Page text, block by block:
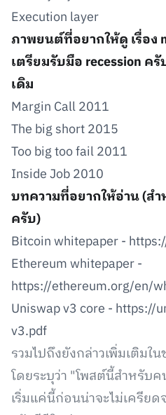
Execution layer
ภาพยนต์ที่อยากให้ดู เรื่อง
เตรียมรับมือ recession
เดิม
Margin Call 2011
The big short 2015
Too big too fail 2011
Inside Job 2010
บทความที่อยากให้อ่าน (ส
ครับ)
Bitcoin whitepaper -
Ethereum whitepaper -
https://ethereum.org/en/
Uniswap v3 core - https://
v3.pdf
รวมไปถึงยังกล่าวเพิ่มเติม
โดยระบุว่า "โพสต์นี้สำหรับ
เริ่มแค่นี้ก่อนน่าจะไม่เครีย